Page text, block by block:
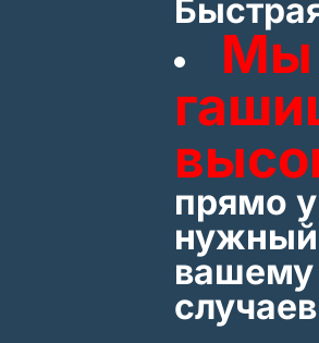
Мы
прямо
нужный
вашему